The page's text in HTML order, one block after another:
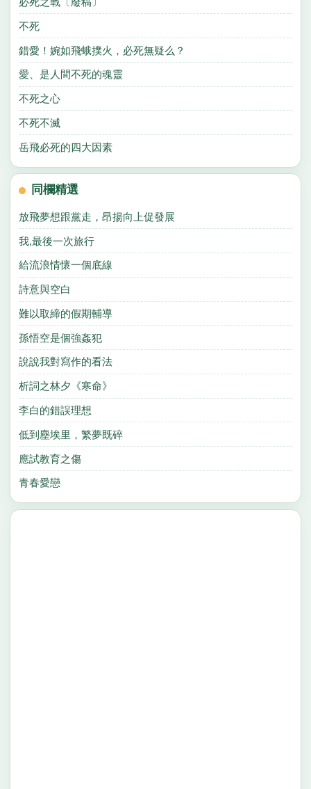
不死
錯愛！婉如飛蛾撲火，必死無疑么？
愛、是人間不死的魂靈
不死之心
不死不滅
岳飛必死的四大因素
同欄精選
放飛夢想跟黨走，昂揚向上促發展
我,最後一次旅行
給流浪情懷一個底線
詩意與空白
難以取締的假期輔導
孫悟空是個強姦犯
說說我對寫作的看法
析詞之林夕《寒命》
李白的錯誤理想
低到塵埃里，繁夢既碎
應試教育之傷
青春愛戀